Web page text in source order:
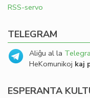
RSS-servo
TELEGRAM
Aliĝu al la
HeKomunikoj kaj
ESPERANTA